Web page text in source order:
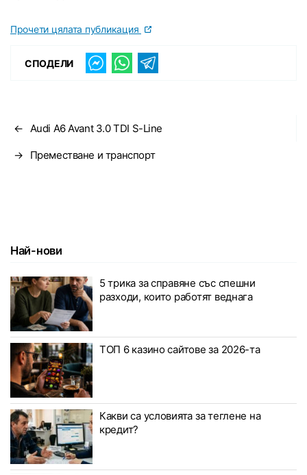
Прочети цялата публикация
СПОДЕЛИ
← Audi A6 Avant 3.0 TDI S-Line
→ Преместване и транспорт
Най-нови
5 трика за справяне със спешни
разходи, които работят веднага
ТОП 6 казино сайтове за 2026-та
Какви са условията за теглене на
кредит?